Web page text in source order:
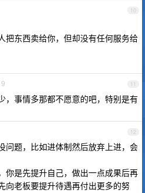
10
把东西卖给你，但却没有任何服务给
11
，事情多那都不愿意的吧，特别是有
12
问题，比如进体制然后放弃上进，会
你是先提升自己，做出一点成果后再
向老板要提升待遇再付出更多的努